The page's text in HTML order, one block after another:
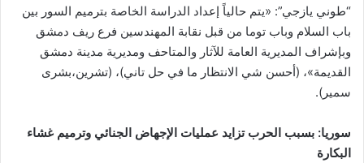
“طوني يازجي”: «يتم حالياً إعداد الدراسة الخاصة بترميم السور بين
باب السلام وباب توما من قبل نقابة المهندسين فرع ريف دمشق
وبإشراف المديرية العامة للآثار والمتاحف ومديرية مدينة دمشق
القديمة»، (أحسن شي الانتظار ما في حل تاني)، (تشرين،بشرى
سمير).
سوريا: بسبب الحرب تزايد عمليات الإجهاض الجنائي وترميم غشاء
البكارة